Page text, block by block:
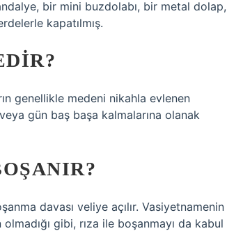
bir mini buzdolabı, bir metal dolap,
kapatılmış.
genellikle medeni nikahla evlenen
gün baş başa kalmalarına olanak
davası veliye açılır. Vasiyetnamenin
gibi, rıza ile boşanmayı da kabul